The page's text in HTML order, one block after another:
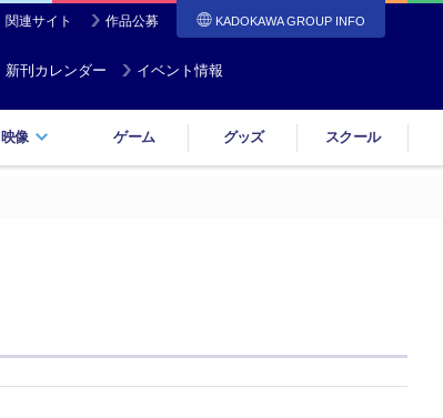
関連サイト 作品公募 KADOKAWA GROUP INFO
新刊カレンダー イベント情報
映像 ゲーム グッズ スクール